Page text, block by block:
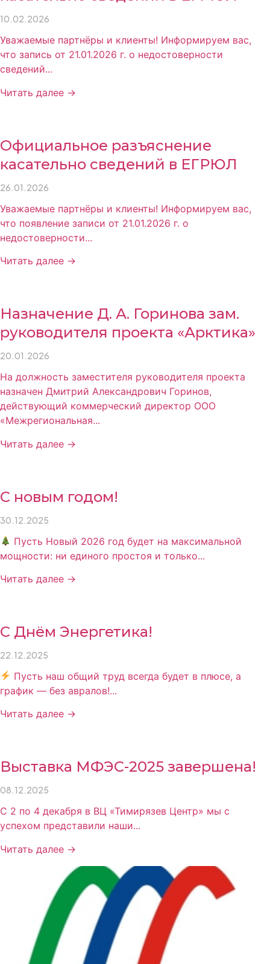
10.02.2026
Уважаемые партнёры и клиенты! Информируем вас,
что запись от 21.01.2026 г. о недостоверности
сведений...
Читать далее →
Официальное разъяснение
касательно сведений в ЕГРЮЛ
26.01.2026
Уважаемые партнёры и клиенты! Информируем вас,
что появление записи от 21.01.2026 г. о
недостоверности...
Читать далее →
Назначение Д. А. Горинова зам.
руководителя проекта «Арктика»
20.01.2026
На должность заместителя руководителя проекта
назначен Дмитрий Александрович Горинов,
действующий коммерческий директор ООО
«Межрегиональная...
Читать далее →
С новым годом!
30.12.2025
Пусть Новый 2026 год будет на максимальной
мощности: ни единого простоя и только...
Читать далее →
С Днём Энергетика!
22.12.2025
Пусть наш общий труд всегда будет в плюсе, а
график — без авралов!...
Читать далее →
Выставка МФЭС-2025 завершена!
08.12.2025
С 2 по 4 декабря в ВЦ «Тимирязев Центр» мы с
успехом представили наши...
Читать далее →